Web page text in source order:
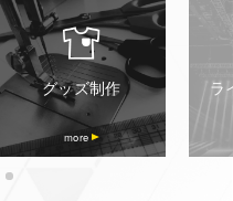
グッズ制作
more
ラ